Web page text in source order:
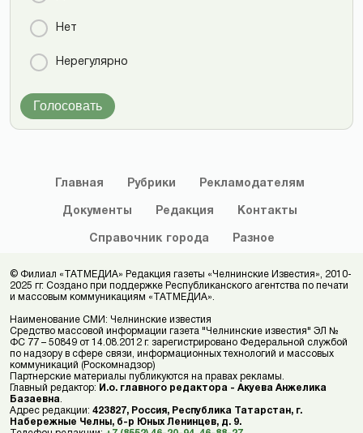
Нет
Нерегулярно
Голосовать
Главная Рубрики Рекламодателям
Документы Редакция Контакты
Справочник города Разное
© Филиал «ТАТМЕДИА» Редакция газеты «Челнинские Известия», 2010-
2025 гг. Создано при поддержке Республиканского агентства по печати
и массовым коммуникациям «ТАТМЕДИА».
Наименование СМИ: Челнинские известия
Средство массовой информации газета "Челнинские известия" ЭЛ №
ФС 77 – 50849 от 14.08.2012 г. зарегистрировано Федеральной службой
по надзору в сфере связи, информационных технологий и массовых
коммуникаций (Роскомнадзор)
Партнерские материалы публикуются на правах рекламы.
Главный редактор: И.о. главного редактора - Акуева Анжелика
Базаевна
Адрес редакции: 423827, Россия, Республика Татарстан, г.
Набережные Челны, б-р Юных Ленинцев, д. 9.